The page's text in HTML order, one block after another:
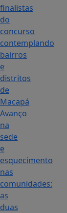
finalistas
do
concurso
contemplando
bairros
e
distritos
de
Macapá
Avanço
na
sede
e
esquecimento
nas
comunidades:
as
duas